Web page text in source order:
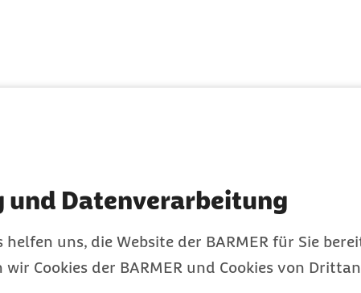
Datenverarbeitung
helfen uns, die Website der BARMER für Sie
Cookies der BARMER und Cookies von
Betrieb
Wir stellen Ihnen
vor. Nutzen Sie die